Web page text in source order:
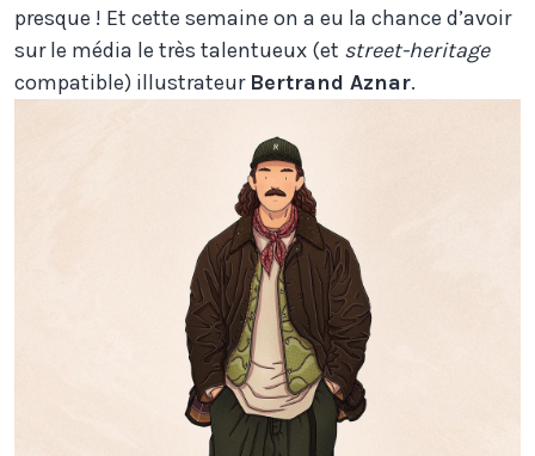
presque ! Et cette semaine on a eu la chance d’avoir
sur le média le très talentueux (et street-heritage
compatible) illustrateur Bertrand Aznar.